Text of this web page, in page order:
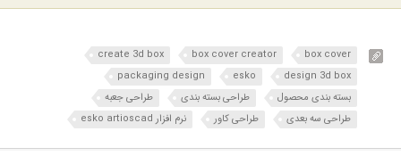
box cover
box cover creator
create 3d box
design 3d box
esko
packaging design
بسته بندی محصول
طراحی بسته بندی
طراحی جعبه
طراحی سه بعدی
طراحی کاور نرم افزار esko artioscad